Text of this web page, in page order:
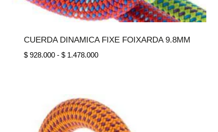
CUERDA DINAMICA FIXE FOIXARDA 9.8MM
$928.000 - $1.478.000Rango
$ 928.000
hasta
$ 1.478.000